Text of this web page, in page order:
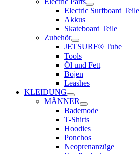
Electric Surfboard Teile
Akkus
Skateboard Teile
Zubehör
JETSURF® Tube
Tools
Öl und Fett
Bojen
Leashes
KLEIDUNG
MÄNNER
Bademode
T-Shirts
Hoodies
Ponchos
Neoprenanzüge